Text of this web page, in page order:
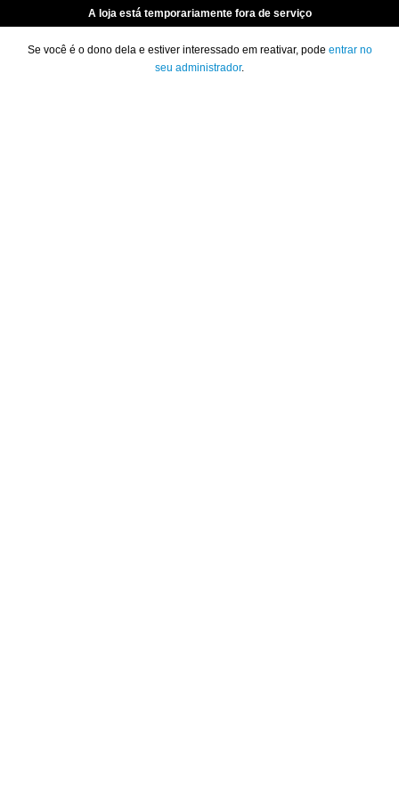
A loja está temporariamente fora de serviço
Se você é o dono dela e estiver interessado em reativar, pode entrar no
seu administrador.